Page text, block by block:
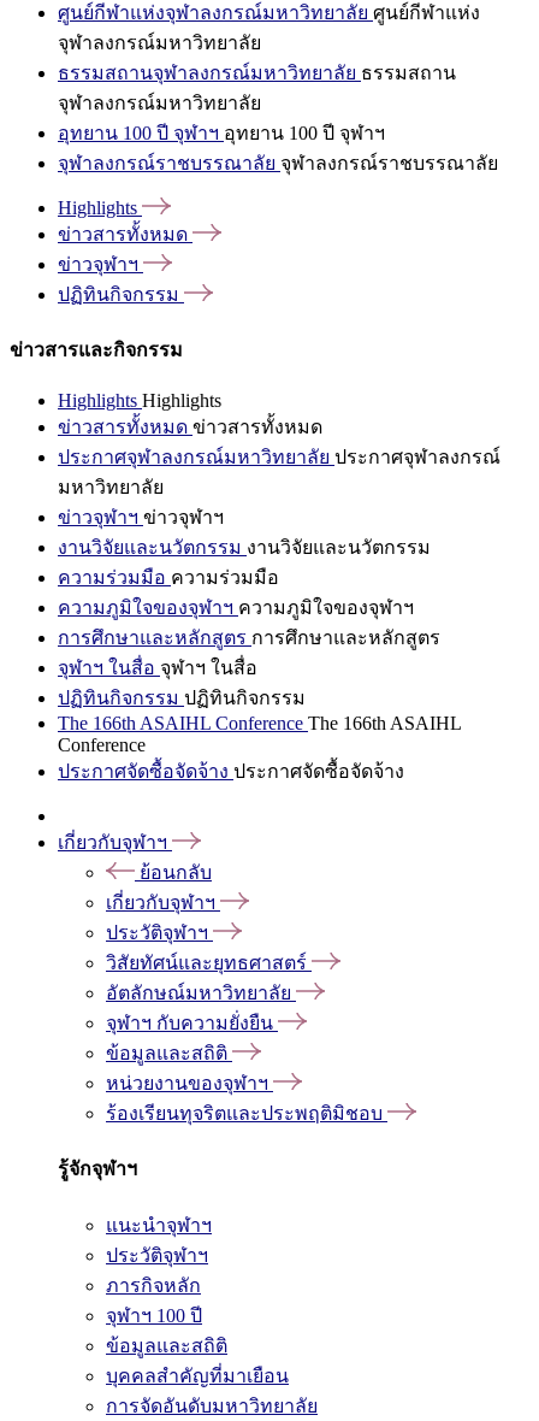
ศูนย์กีฬาแห่งจุฬาลงกรณ์มหาวิทยาลัย ศูนย์กีฬาแห่ง
จุฬาลงกรณ์มหาวิทยาลัย
ธรรมสถานจุฬาลงกรณ์มหาวิทยาลัย ธรรมสถาน
จุฬาลงกรณ์มหาวิทยาลัย
อุทยาน 100 ปี จุฬาฯ อุทยาน 100 ปี จุฬาฯ
จุฬาลงกรณ์ราชบรรณาลัย จุฬาลงกรณ์ราชบรรณาลัย
Highlights
ข่าวสารทั้งหมด
ข่าวจุฬาฯ
ปฏิทินกิจกรรม
ข่าวสารและกิจกรรม
Highlights Highlights
ข่าวสารทั้งหมด ข่าวสารทั้งหมด
ประกาศจุฬาลงกรณ์มหาวิทยาลัย ประกาศจุฬาลงกรณ์
มหาวิทยาลัย
ข่าวจุฬาฯ ข่าวจุฬาฯ
งานวิจัยและนวัตกรรม งานวิจัยและนวัตกรรม
ความร่วมมือ ความร่วมมือ
ความภูมิใจของจุฬาฯ ความภูมิใจของจุฬาฯ
การศึกษาและหลักสูตร การศึกษาและหลักสูตร
จุฬาฯ ในสื่อ จุฬาฯ ในสื่อ
ปฏิทินกิจกรรม ปฏิทินกิจกรรม
The 166th ASAIHL Conference The 166th ASAIHL
Conference
ประกาศจัดซื้อจัดจ้าง ประกาศจัดซื้อจัดจ้าง
เกี่ยวกับจุฬาฯ
ย้อนกลับ
เกี่ยวกับจุฬาฯ
ประวัติจุฬาฯ
วิสัยทัศน์และยุทธศาสตร์
อัตลักษณ์มหาวิทยาลัย
จุฬาฯ กับความยั่งยืน
ข้อมูลและสถิติ
หน่วยงานของจุฬาฯ
ร้องเรียนทุจริตและประพฤติมิชอบ
รู้จักจุฬาฯ
แนะนำจุฬาฯ
ประวัติจุฬาฯ
ภารกิจหลัก
จุฬาฯ 100 ปี
ข้อมูลและสถิติ
บุคคลสำคัญที่มาเยือน
การจัดอันดับมหาวิทยาลัย